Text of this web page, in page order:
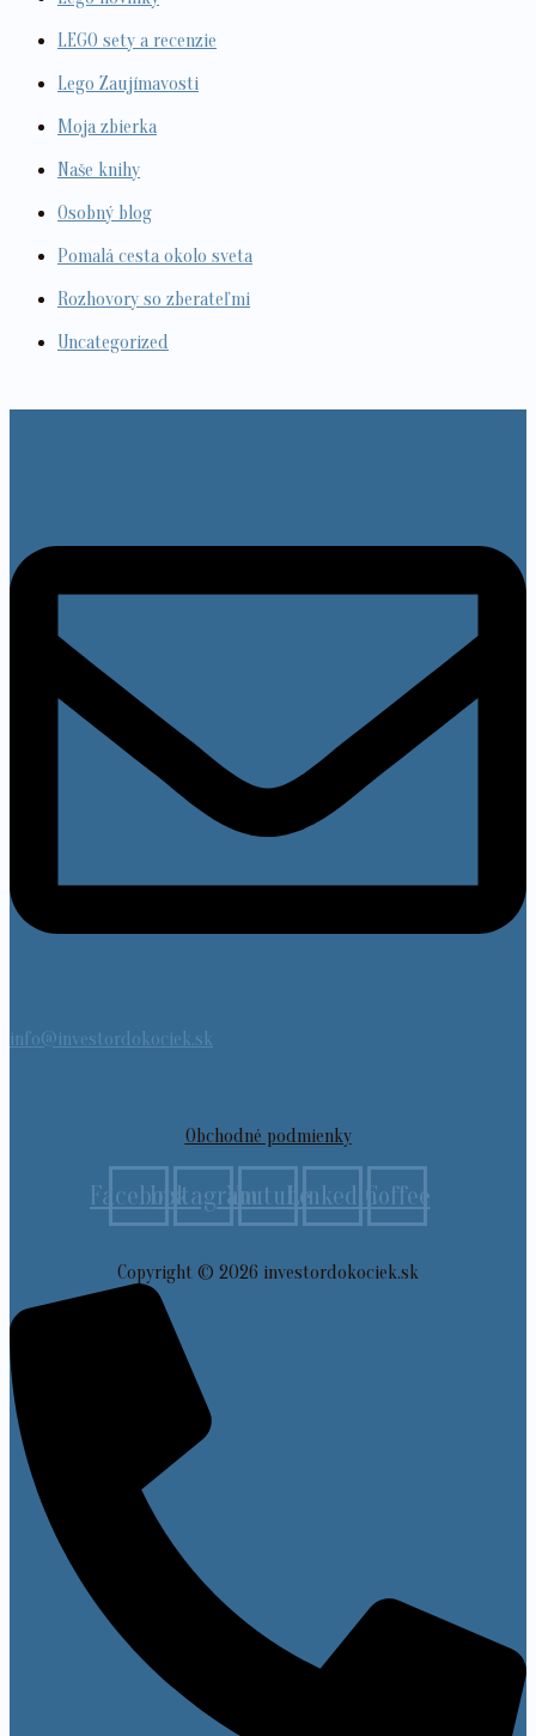
LEGO sety a recenzie
Lego Zaujímavosti
Moja zbierka
Naše knihy
Osobný blog
Pomalá cesta okolo sveta
Rozhovory so zberateľmi
Uncategorized
info@investordokociek.sk
Obchodné podmienky
FacebookInstagramYoutubeLinkedinCoffee
Copyright © 2026 investordokociek.sk